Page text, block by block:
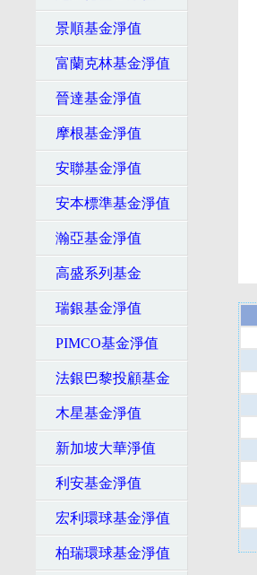
景順基金淨值
富蘭克林基金淨值
晉達基金淨值
摩根基金淨值
安聯基金淨值
安本標準基金淨值
瀚亞基金淨值
高盛系列基金
瑞銀基金淨值
PIMCO基金淨值
法銀巴黎投顧基金
木星基金淨值
新加坡大華淨值
利安基金淨值
宏利環球基金淨值
柏瑞環球基金淨值